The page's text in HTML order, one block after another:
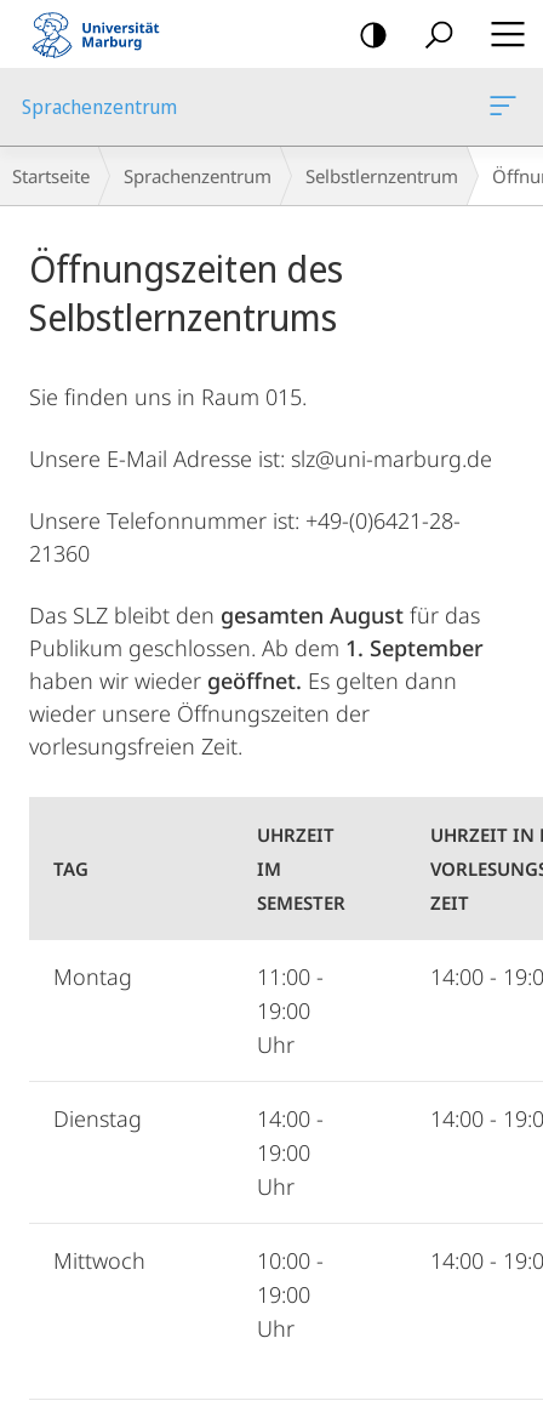
Mobile-
Navigation
Sprachenzentrum
Breadcrumb-
Navigation
Startseite Sprachenzentrum Selbstlernzentrum
Öffnungszeiten des
Selbstlernzentrums
Sie finden uns in Raum 015.
Unsere E-Mail Adresse ist: slz@uni-marburg.de
Unsere Telefonnummer ist: +49-(0)6421-28-
21360
Das SLZ bleibt den gesamten August für das
Publikum geschlossen. Ab dem 1. September
haben wir wieder geöffnet. Es gelten dann
wieder unsere Öffnungszeiten der
vorlesungsfreien Zeit.
TAG
UHRZEIT
IM
SEMESTER
UHRZEIT IN
ZEIT
Montag
11:00 -
19:00
Uhr
14:00 -
Dienstag
14:00 -
19:00
Uhr
14:00 -
Mittwoch
10:00 -
19:00
Uhr
14:00 -